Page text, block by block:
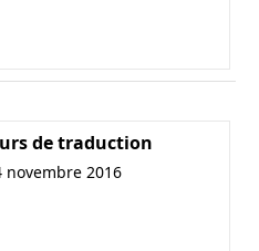
de traduction
novembre 2016